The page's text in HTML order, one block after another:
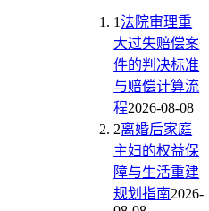
1法院审理重
大过失赔偿案
件的判决标准
与赔偿计算流
程2026-08-08
2离婚后家庭
主妇的权益保
障与生活重建
规划指南2026-